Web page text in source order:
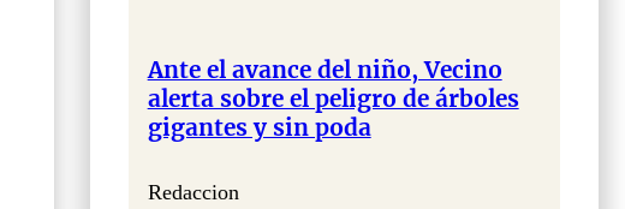
Ante el avance del niño, Vecino
alerta sobre el peligro de árboles
gigantes y sin poda
Redaccion